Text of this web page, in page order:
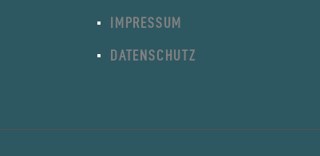
IMPRESSUM
DATENSCHUTZ